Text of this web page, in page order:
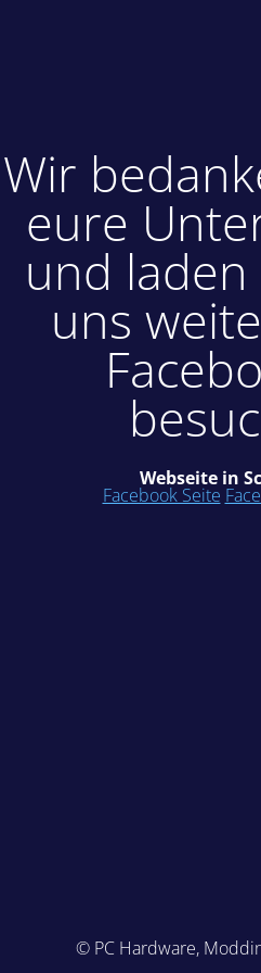
Wir
eure
und
uns
Webseite in
Facebook Seite
© PC Hardware,